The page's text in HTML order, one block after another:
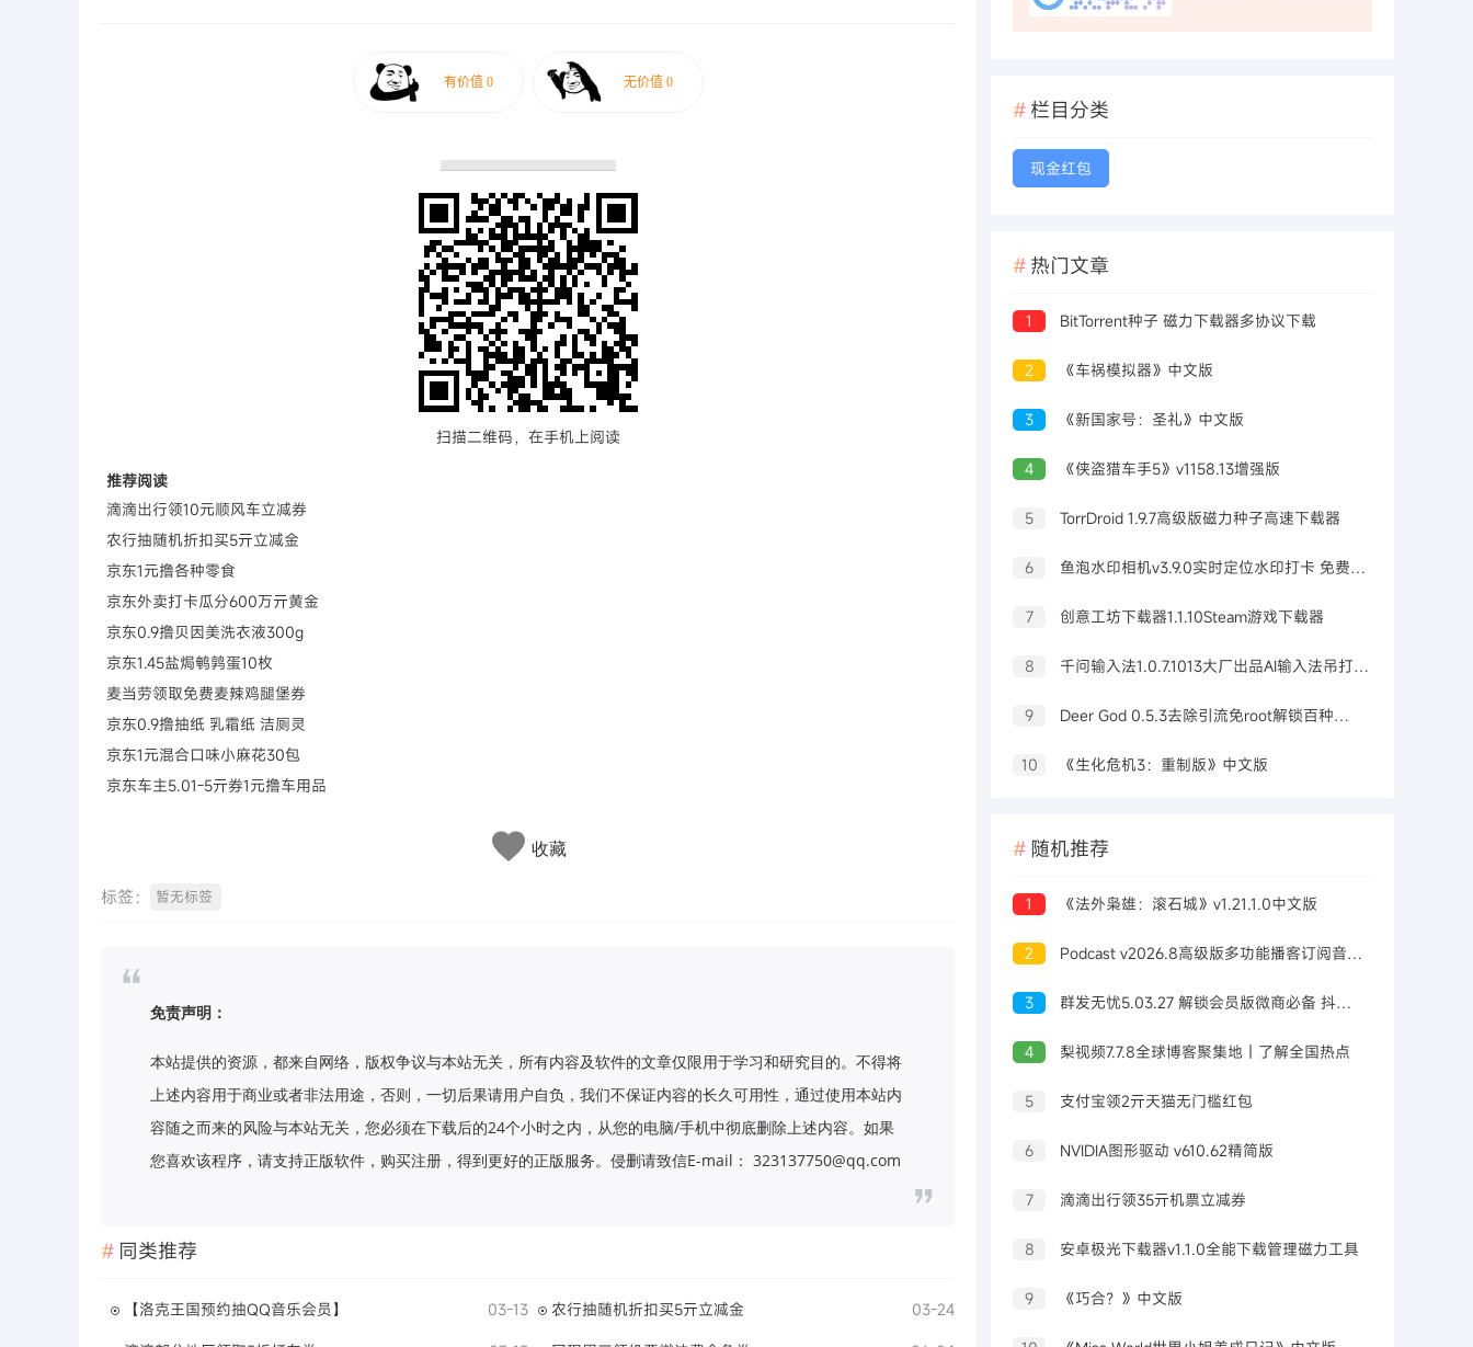
扫描二维码，在手机上阅读
推荐阅读
滴滴出行领10元顺风车立减券
农行抽随机折扣买5亓立减金
京东1元撸各种零食
京东外卖打卡瓜分600万亓黄金
京东0.9撸贝因美洗衣液300g
京东1.45盐焗鹌鹑蛋10枚
麦当劳领取免费麦辣鸡腿堡券
京东0.9撸抽纸 乳霜纸 洁厕灵
京东1元混合口味小麻花30包
京东车主5.01-5亓券1元撸车用品
收藏
标签： 暂无标签
免责声明：
本站提供的资源，都来自网络，版权争议与本站无关，所有内容及软件的文章仅限用于学习和研究目的。不得将
上述内容用于商业或者非法用途，否则，一切后果请用户自负，我们不保证内容的长久可用性，通过使用本站内
容随之而来的风险与本站无关，您必须在下载后的24个小时之内，从您的电脑/手机中彻底删除上述内容。如果
您喜欢该程序，请支持正版软件，购买注册，得到更好的正版服务。侵删请致信E-mail： 323137750@qq.com
同类推荐
【洛克王国预约抽QQ音乐会员】 03-13 农行抽随机折扣买5亓立减金
03-24
栏目分类
现金红包
热门文章
1 BitTorrent种子 磁力下载器多协议下载
2 《车祸模拟器》中文版
3 《新国家号：圣礼》中文版
4 《侠盗猎车手5》v1158.13增强版
5 TorrDroid 1.9.7高级版磁力种子高速下载器
6 鱼泡水印相机v3.9.0实时定位水印打卡 免费无广告
7 创意工坊下载器1.1.10Steam游戏下载器
8 千问输入法1.0.7.1013大厂出品AI输入法吊打豆包输入法
9 Deer God 0.5.3去除引流免root解锁百种软件会员
10 《生化危机3：重制版》中文版
随机推荐
1 《法外枭雄：滚石城》v1.21.1.0中文版
2 Podcast v2026.8高级版多功能播客订阅音频播放器
3 群发无忧5.03.27 解锁会员版微商必备 抖音 VX等获客等功能
4 梨视频7.7.8全球博客聚集地｜了解全国热点
5 支付宝领2亓天猫无门槛红包
6 NVIDIA图形驱动 v610.62精简版
7 滴滴出行领35亓机票立减券
8 安卓极光下载器v1.1.0全能下载管理磁力工具
9 《巧合？》中文版